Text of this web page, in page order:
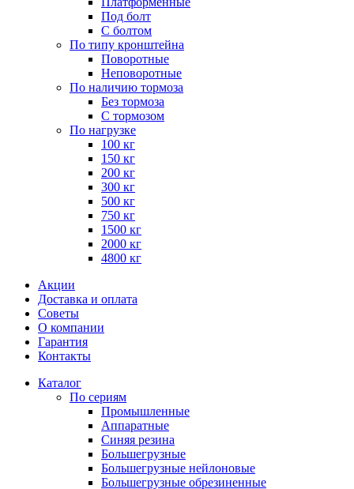
Под болт
С болтом
По типу кронштейна
Поворотные
Неповоротные
По наличию тормоза
Без тормоза
С тормозом
По нагрузке
100 кг
150 кг
200 кг
300 кг
500 кг
750 кг
1500 кг
2000 кг
4800 кг
Акции
Доставка и оплата
Советы
О компании
Гарантия
Контакты
Каталог
По сериям
Промышленные
Аппаратные
Синяя резина
Большегрузные
Большегрузные нейлоновые
Большегрузные обрезиненные